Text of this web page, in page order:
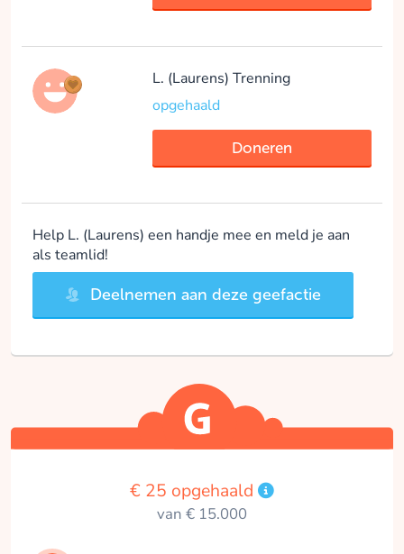
L. (Laurens) Trenning
opgehaald
Doneren
Help L. (Laurens) een handje mee en meld je aan
als teamlid!
Deelnemen aan deze geefactie
€ 25 opgehaald
van € 15.000